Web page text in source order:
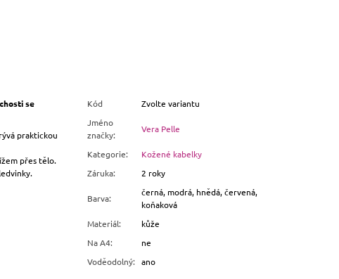
se
praktickou
přes tělo.
Kód
Zvolte variantu
Jméno
značky:
Vera Pelle
Kategorie:
Kožené kabelky
Záruka: 2 roky
Barva:
černá, modrá, hnědá, červená,
koňaková
Materiál:
kůže
Na A4:
ne
Voděodolný: ano